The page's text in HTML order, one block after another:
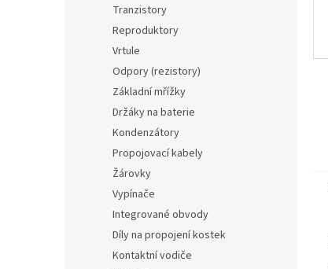
Tranzistory
Reproduktory
Vrtule
Odpory (rezistory)
Základní mřížky
Držáky na baterie
Kondenzátory
Propojovací kabely
Žárovky
Vypínače
Integrované obvody
Díly na propojení kostek
Kontaktní vodiče